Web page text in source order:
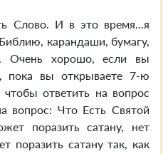
Слово. И в это время...я
карандаши, бумагу,
Очень хорошо, если вы
пока вы открываете 7-ю
ответить на вопрос
вопрос: Что Есть Святой
поразить сатану, нет
поразить сатану так, как